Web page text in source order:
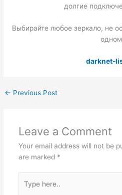
долгие
Выбирайте любое зеркало, не
darknet-
← Previous Post
Leave a Comment
Your email address will not be
are marked *
here..